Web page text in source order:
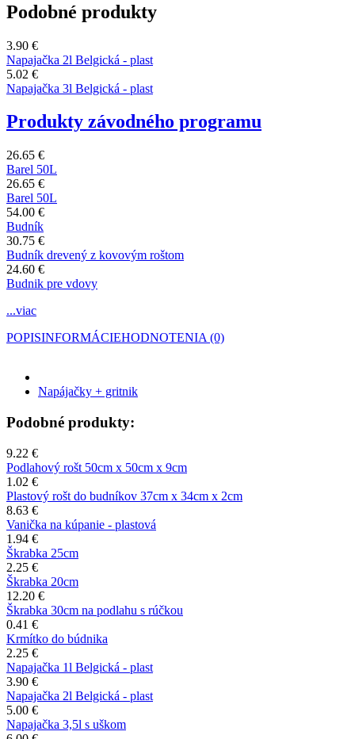
Podobné produkty
3.90 €
Napajačka 2l Belgická - plast
5.02 €
Napajačka 3l Belgická - plast
Produkty závodného programu
26.65 €
Barel 50L
26.65 €
Barel 50L
54.00 €
Budník
30.75 €
Budník drevený z kovovým roštom
24.60 €
Budnik pre vdovy
...viac
POPISINFORMÁCIEHODNOTENIA (0)
Napájačky + gritnik
Podobné produkty:
9.22 €
Podlahový rošt 50cm x 50cm x 9cm
1.02 €
Plastový rošt do budníkov 37cm x 34cm x 2cm
8.63 €
Vanička na kúpanie - plastová
1.94 €
Škrabka 25cm
2.25 €
Škrabka 20cm
12.20 €
Škrabka 30cm na podlahu s rúčkou
0.41 €
Krmítko do búdnika
2.25 €
Napajačka 1l Belgická - plast
3.90 €
Napajačka 2l Belgická - plast
5.00 €
Napajačka 3,5l s uškom